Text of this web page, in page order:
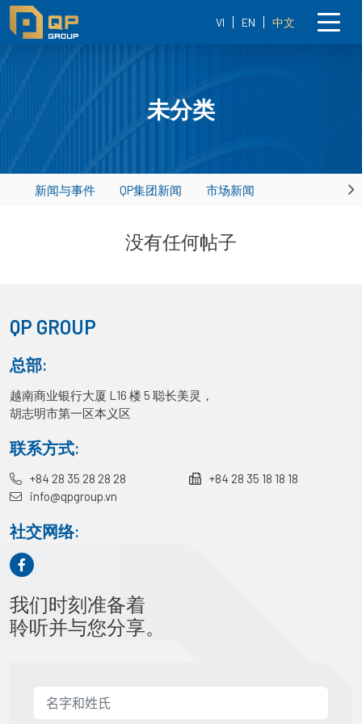
VI EN 中文
未分类
新闻与事件 QP集团新闻 市场新闻
没有任何帖子
QP GROUP
总部:
越南商业银行大厦 L16 楼 5 聪长美灵，
胡志明市第一区本义区
联系方式:
+84 28 35 28 28 28
+84 28 35 18 18 18
info@qpgroup.vn
社交网络:
我们时刻准备着
聆听并与您分享。